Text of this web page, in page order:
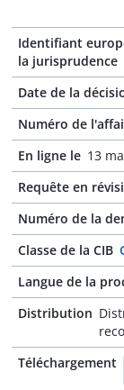
Identifiant
la jurisprudence
Date de la
Numéro de
En ligne le 13
Requête en
Numéro de la
Classe de la CIB
Langue de la
Distribution
Téléchargement